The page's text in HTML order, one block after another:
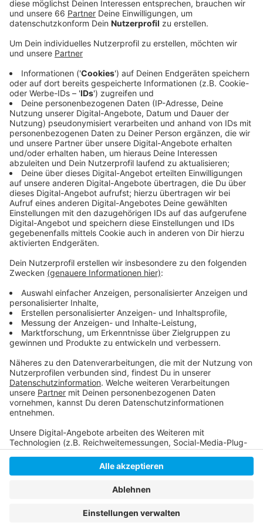
auch das Heimspiel gegen München am
kommenden Sonntag abgesagt.
Veröffentlicht:Dienstag, 26.10.2021 18:37
Anzeige
Die Karten behalten ihr Gültigkeit. Das Spiel in Iserlohn
wurde auf den 7. Dezember verlegt. Für das Heimspiel
gegen München gibt es noch keinen Termin.
Anzeige
Weitere Infos und Links zum Thema
Anzeige
Hier geht es zur Seite der Deutschen Eishockey-
Liga:
Anzeige